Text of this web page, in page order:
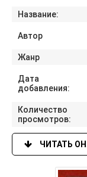
Название:
Автор
Жанр
Дата
добавления:
Количество
просмотров:
ЧИТАТЬ